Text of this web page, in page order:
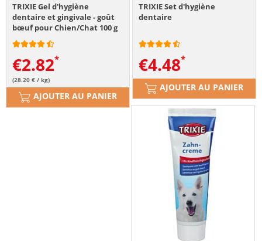
TRIXIE Gel d'hygiène
dentaire et gingivale - goût
bœuf pour Chien/Chat 100 g
€2.82
(28.20 € / kg)
AJOUTER AU PANIER
TRIXIE Set d'hygiène
dentaire
€4.48
AJOUTER AU PANIER